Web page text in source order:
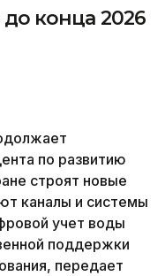
до конца 2026
по развитию
строят новые
каналы и системы
учет воды
поддержки
передает